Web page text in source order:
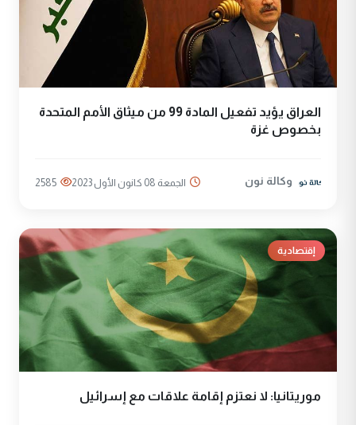
العراق يؤيد تفعيل المادة 99 من ميثاق الأمم المتحدة
بخصوص غزة
وكالة نون الجمعة 08 كانون الأول 2023 2585
إقتصادية
موريتانيا: لا نعتزم إقامة علاقات مع إسرائيل